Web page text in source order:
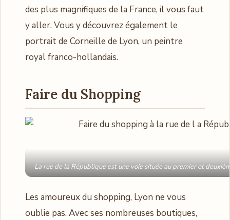
des plus magnifiques de la France, il vous faut
y aller. Vous y découvrez également le
portrait de Corneille de Lyon, un peintre
royal franco-hollandais.
Faire du Shopping
La rue de la République est une voie située au premier et
Les amoureux du shopping, Lyon ne vous
oublie pas. Avec ses nombreuses boutiques,